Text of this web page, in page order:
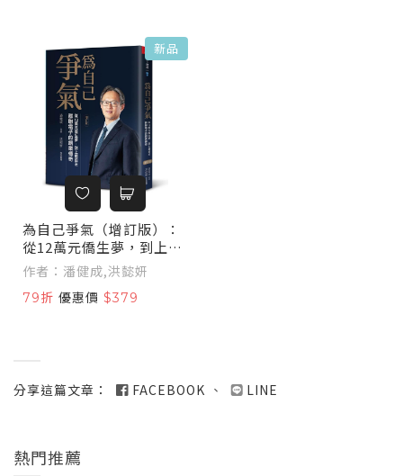
新品
為自己爭氣（增訂版）：
從12萬元僑生夢，到上櫃
股王，群聯電子的創業傳
奇
作者：潘健成,洪懿妍
79折 優惠價 $379
分享這篇文章： FACEBOOK 、 LINE
熱門推薦